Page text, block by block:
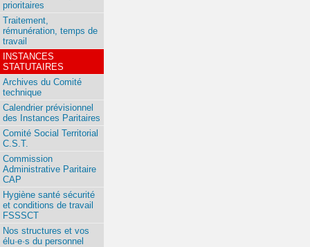
prioritaires
Traitement,
rémunération, temps de
travail
INSTANCES
STATUTAIRES
Archives du Comité
technique
Calendrier prévisionnel
des Instances Paritaires
Comité Social Territorial
C.S.T.
Commission
Administrative Paritaire
CAP
Hygiène santé sécurité
et conditions de travail
FSSSCT
Nos structures et vos
élu·e·s du personnel